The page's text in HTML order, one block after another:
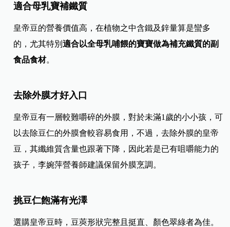
適合母乳寶補鐵質
皇帝豆的營養價值高，在植物之中含鐵及鋅量算是蠻多
的，尤其特別適合以全母乳哺餵的寶寶做為補充鐵質的副
食品食材。
去除外膜才好入口
皇帝豆有一層較難嚼碎的外膜，對於未滿1歲的小小孩，可
以去除豆仁的外膜會較容易食用，不過，去除外膜的皇帝
豆，其纖維質含量也跟著下降，因此若是已有咀嚼能力的
孩子，李婉萍營養師建議保留外膜烹調。
挑豆仁飽滿有光澤
選購皇帝豆時，豆莢形狀完整且挺直、顏色翠綠者為佳。